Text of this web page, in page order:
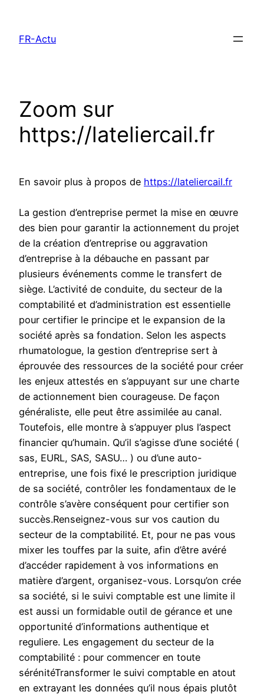
contenu
FR-Actu
Zoom sur
https://lateliercail.fr
En savoir plus à propos de https://lateliercail.fr
La gestion d’entreprise permet la mise en œuvre
des bien pour garantir la actionnement du projet
de la création d’entreprise ou aggravation
d’entreprise à la débauche en passant par
plusieurs événements comme le transfert de
siège. L’activité de conduite, du secteur de la
comptabilité et d’administration est essentielle
pour certifier le principe et le expansion de la
société après sa fondation. Selon les aspects
rhumatologue, la gestion d’entreprise sert à
éprouvée des ressources de la société pour créer
les enjeux attestés en s’appuyant sur une charte
de actionnement bien courageuse. De façon
généraliste, elle peut être assimilée au canal.
Toutefois, elle montre à s’appuyer plus l’aspect
financier qu’humain. Qu’il s’agisse d’une société (
sas, EURL, SAS, SASU… ) ou d’une auto-
entreprise, une fois fixé le prescription juridique
de sa société, contrôler les fondamentaux de le
contrôle s’avère conséquent pour certifier son
succès.Renseignez-vous sur vos caution du
secteur de la comptabilité. Et, pour ne pas vous
mixer les touffes par la suite, afin d’être avéré
d’accéder rapidement à vos informations en
matière d’argent, organisez-vous. Lorsqu’on crée
sa société, si le suivi comptable est une limite il
est aussi un formidable outil de gérance et une
opportunité d’informations authentique et
reguliere. Les engagement du secteur de la
comptabilité : pour commencer en toute
sérénitéTransformer le suivi comptable en atout
en extrayant les données qu’il nous épais plutôt